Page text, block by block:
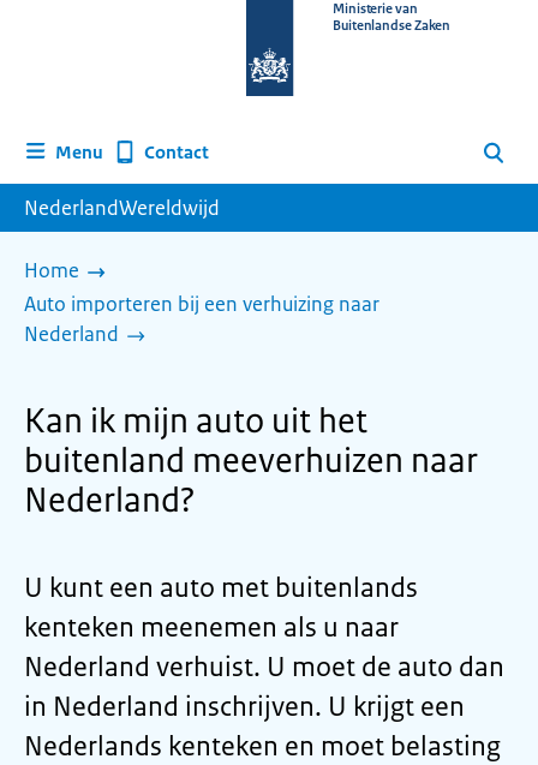
homepage
Ministerie van
Buitenlandse Zaken
Menu Contact Zoeken
NederlandWereldwijd
Home
Auto importeren bij een verhuizing naar
Nederland
Kan ik mijn auto uit het
buitenland meeverhuizen naar
Nederland?
U kunt een auto met buitenlands
kenteken meenemen als u naar
Nederland verhuist. U moet de auto dan
in Nederland inschrijven. U krijgt een
Nederlands kenteken en moet belasting